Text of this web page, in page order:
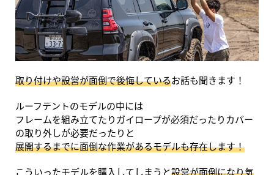
取り付けや設営が面倒で後悔しているお話も聞きます！
ルーフテントのモデルの中には
フレームを組み立てたりガイロープが必須だったりカバー
の取り外しが必要だったりと
展開するまでに面倒な作業があるモデルも存在します！
こういったモデルを購入してしまうと設営が面倒になり気